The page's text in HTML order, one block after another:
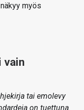
myös
vain
tai emolevy
on tuettuna.